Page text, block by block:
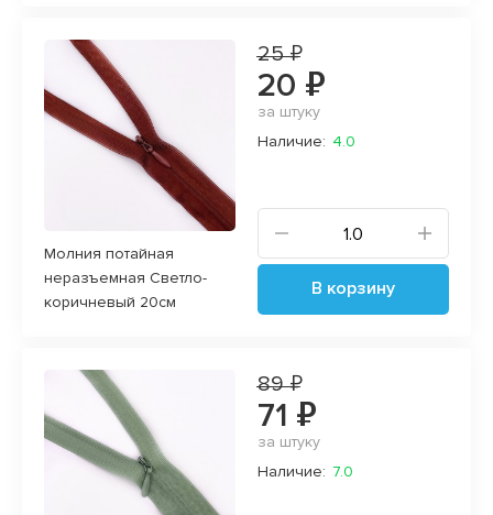
Молния потайная
неразъемная Светло-
коричневый 20см
25 ₽
20 ₽
за штуку
Наличие: 4.0
В корзину
89 ₽
71 ₽
за штуку
Наличие: 7.0